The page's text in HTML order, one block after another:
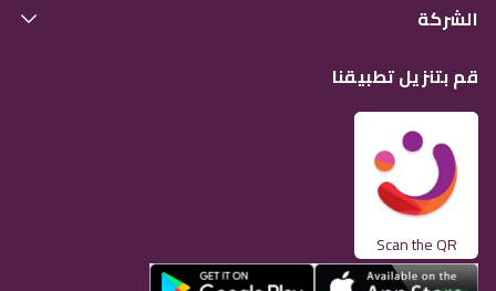
الشركة
قم بتنزيل تطبيقنا
Scan the QR